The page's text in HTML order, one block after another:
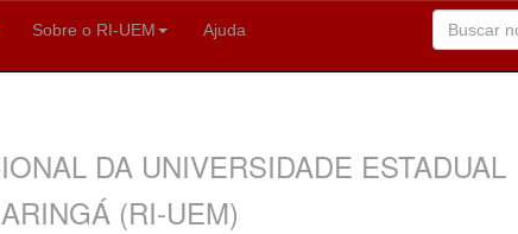
Sobre o RI-UEM Ajuda
DA UNIVERSIDADE ESTADUAL
(RI-UEM)